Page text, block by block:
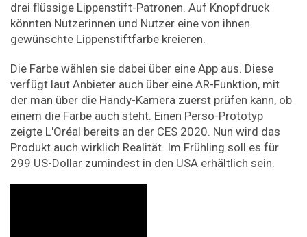
drei flüssige Lippenstift-Patronen. Auf Knopfdruck
könnten Nutzerinnen und Nutzer eine von ihnen
gewünschte Lippenstiftfarbe kreieren.
Die Farbe wählen sie dabei über eine App aus. Diese
verfügt laut Anbieter auch über eine AR-Funktion, mit
der man über die Handy-Kamera zuerst prüfen kann, ob
einem die Farbe auch steht. Einen Perso-Prototyp
zeigte L'Oréal bereits an der CES 2020. Nun wird das
Produkt auch wirklich Realität. Im Frühling soll es für
299 US-Dollar zumindest in den USA erhältlich sein.